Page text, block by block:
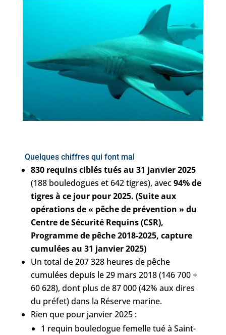
Quelques chiffres qui font mal
830 requins ciblés tués au 31 janvier 2025
(188 bouledogues et 642 tigres), avec94% de
tigres à ce jour pour 2025. (Suite aux
opérations de « pêche de prévention » du
Centre de Sécurité Requins (CSR),
Programme de pêche 2018-2025, capture
cumulées au 31 janvier 2025)
Un total de 207 328 heures de pêche
cumulées depuis le 29 mars 2018 (146 700 +
60 628), dont plus de 87 000 (42% aux dires
du préfet) dans la Réserve marine.
Rien que pour janvier 2025 :
1 requin bouledogue femelle tué à Saint-